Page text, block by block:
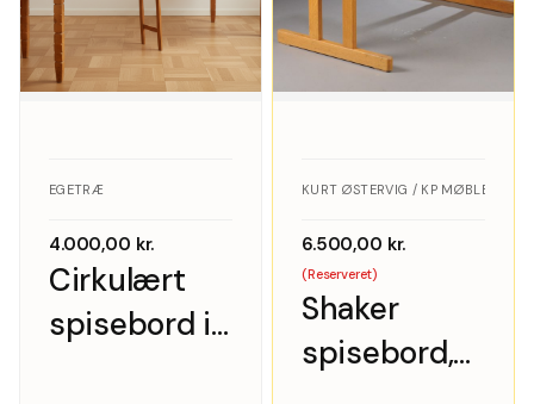
Cirkulært
spisebord i
EGETRÆ
4.000,00 kr.
Shaker
spisebord,
KURT ØSTERVIG / KP MØBLER ·
6.500,00 kr.
(Reserveret)